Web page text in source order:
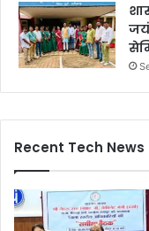
Recent Tech News